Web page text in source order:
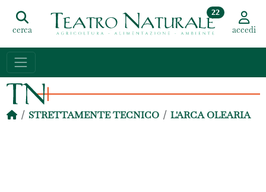
cerca
22
accedi
STRETTAMENTE TECNICO L'ARCA OLEARIA